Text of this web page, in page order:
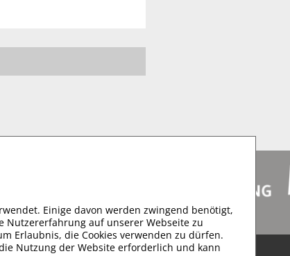
Einige davon werden zwingend benötigt,
Nutzererfahrung auf unserer Webseite zu
Erlaubnis, die Cookies verwenden zu dürfen.
Nutzung der Website erforderlich und kann